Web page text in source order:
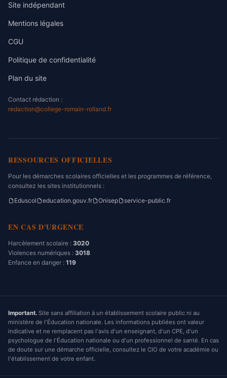
Site indépendant
Mentions légales
CGU
Politique de confidentialité
Plan du site
Contact rédaction :
redaction@college-romain-rolland.fr
RESSOURCES OFFICIELLES
Pour les démarches scolaires officielles et les programmes de référence,
consultez les sites institutionnels :
Eduscol
education.gouv.fr Onisep service-public.fr
EN CAS D'URGENCE
Harcèlement scolaire : 3020
Violences numériques : 3018
Enfance en danger : 119
Important. Site sans affiliation à un établissement scolaire public ni au
ministère de l'Éducation nationale. Les informations publiées ont valeur
indicative et ne remplacent pas l'avis d'un enseignant, d'un CPE, d'un
psychologue de l'Éducation nationale ou d'un professionnel de santé. En cas
de doute sur une démarche officielle, consultez le CIO de votre académie ou
l'établissement de votre enfant.